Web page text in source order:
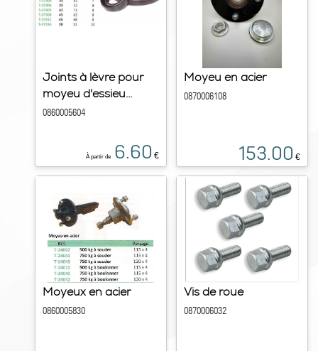
Joints à lèvre pour
moyeu d'essieu...
0860005604
À partir de 6.60 €
Moyeu en acier
0870006108
153.00 €
Moyeux en acier
0860005830
Vis de roue
0870006032